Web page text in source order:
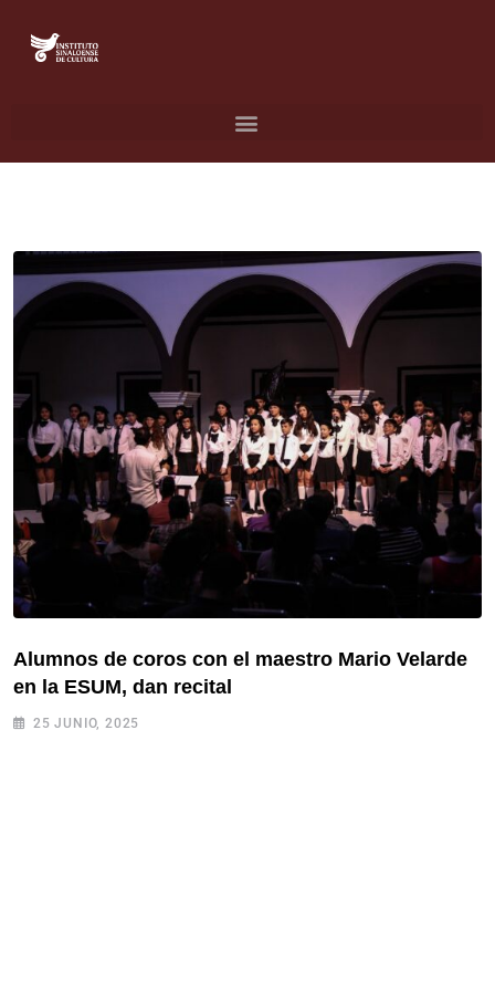
Alumnos de coros con el maestro Mario Velarde
en la ESUM, dan recital
25 JUNIO, 2025